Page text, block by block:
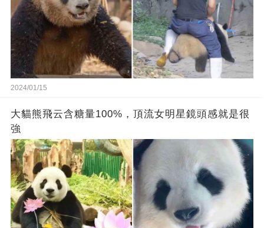
2024/01/15
大貓熊飛云含糖量100%，頂流女明星鏡頭感就是很
強